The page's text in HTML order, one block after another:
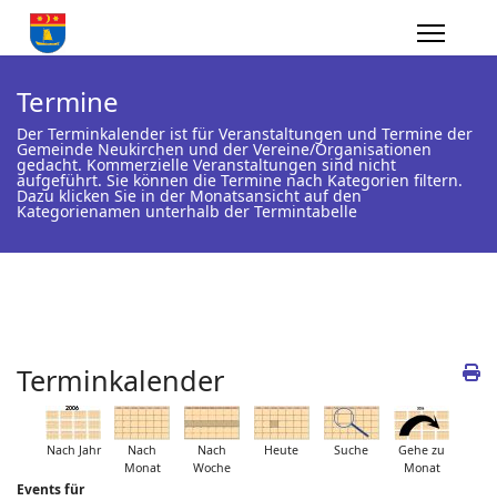
Termine
Der Terminkalender ist für Veranstaltungen und Termine der
Gemeinde Neukirchen und der Vereine/Organisationen
gedacht. Kommerzielle Veranstaltungen sind nicht
aufgeführt. Sie können die Termine nach Kategorien filtern.
Dazu klicken Sie in der Monatsansicht auf den
Kategorienamen unterhalb der Termintabelle
Terminkalender
Nach Jahr
Nach
Monat
Nach
Woche
Heute Suche
Gehe zu
Monat
Events für